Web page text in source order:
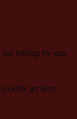
möjligt för oss
att Bizit